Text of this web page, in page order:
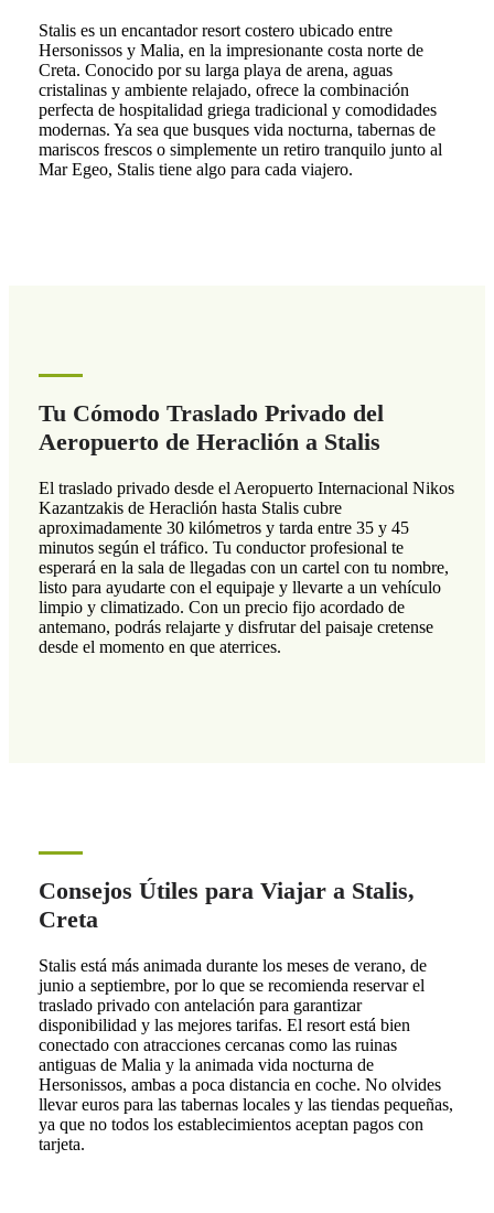
Stalis es un encantador resort costero ubicado entre
Hersonissos y Malia, en la impresionante costa norte de
Creta. Conocido por su larga playa de arena, aguas
cristalinas y ambiente relajado, ofrece la combinación
perfecta de hospitalidad griega tradicional y comodidades
modernas. Ya sea que busques vida nocturna, tabernas de
mariscos frescos o simplemente un retiro tranquilo junto al
Mar Egeo, Stalis tiene algo para cada viajero.
Tu Cómodo Traslado Privado del
Aeropuerto de Heraclión a Stalis
El traslado privado desde el Aeropuerto Internacional Nikos
Kazantzakis de Heraclión hasta Stalis cubre
aproximadamente 30 kilómetros y tarda entre 35 y 45
minutos según el tráfico. Tu conductor profesional te
esperará en la sala de llegadas con un cartel con tu nombre,
listo para ayudarte con el equipaje y llevarte a un vehículo
limpio y climatizado. Con un precio fijo acordado de
antemano, podrás relajarte y disfrutar del paisaje cretense
desde el momento en que aterrices.
Consejos Útiles para Viajar a Stalis,
Creta
Stalis está más animada durante los meses de verano, de
junio a septiembre, por lo que se recomienda reservar el
traslado privado con antelación para garantizar
disponibilidad y las mejores tarifas. El resort está bien
conectado con atracciones cercanas como las ruinas
antiguas de Malia y la animada vida nocturna de
Hersonissos, ambas a poca distancia en coche. No olvides
llevar euros para las tabernas locales y las tiendas pequeñas,
ya que no todos los establecimientos aceptan pagos con
tarjeta.